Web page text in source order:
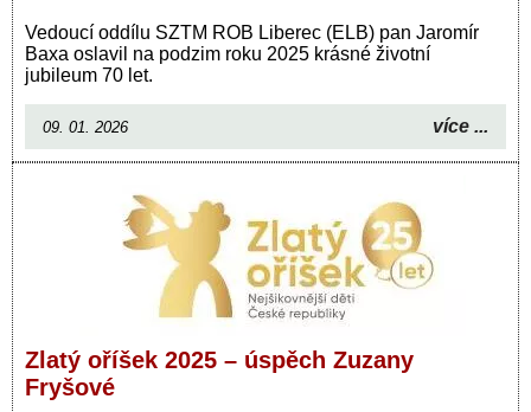
Vedoucí oddílu SZTM ROB Liberec (ELB) pan Jaromír
Baxa oslavil na podzim roku 2025 krásné životní
jubileum 70 let.
09. 01. 2026 více ...
Zlatý oříšek 2025 – úspěch Zuzany
Fryšové